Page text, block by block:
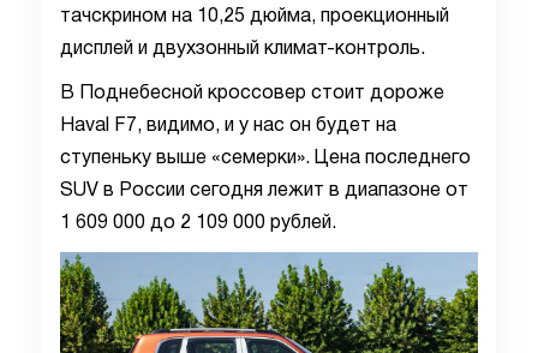
тачскрином на 10,25 дюйма, проекционный
дисплей и двухзонный климат-контроль.
В Поднебесной кроссовер стоит дороже
Haval F7, видимо, и у нас он будет на
ступеньку выше «семерки». Цена последнего
SUV в России сегодня лежит в диапазоне от
1 609 000 до 2 109 000 рублей.